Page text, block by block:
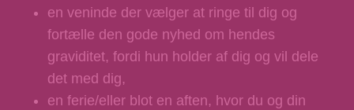
en veninde der vælger at ringe til dig og
fortælle den gode nyhed om hendes
graviditet, fordi hun holder af dig og vil dele
det med dig,
en ferie/eller blot en aften, hvor du og din